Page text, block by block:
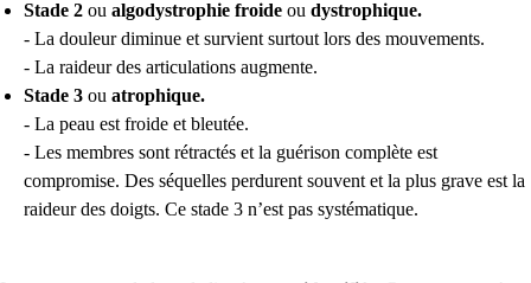
Stade 2 ou algodystrophie froide ou dystrophique.
- La douleur diminue et survient surtout lors des mouvements.
- La raideur des articulations augmente.
Stade 3 ou atrophique.
- La peau est froide et bleutée.
- Les membres sont rétractés et la guérison complète est
compromise. Des séquelles perdurent souvent et la plus grave est la
raideur des doigts. Ce stade 3 n’est pas systématique.